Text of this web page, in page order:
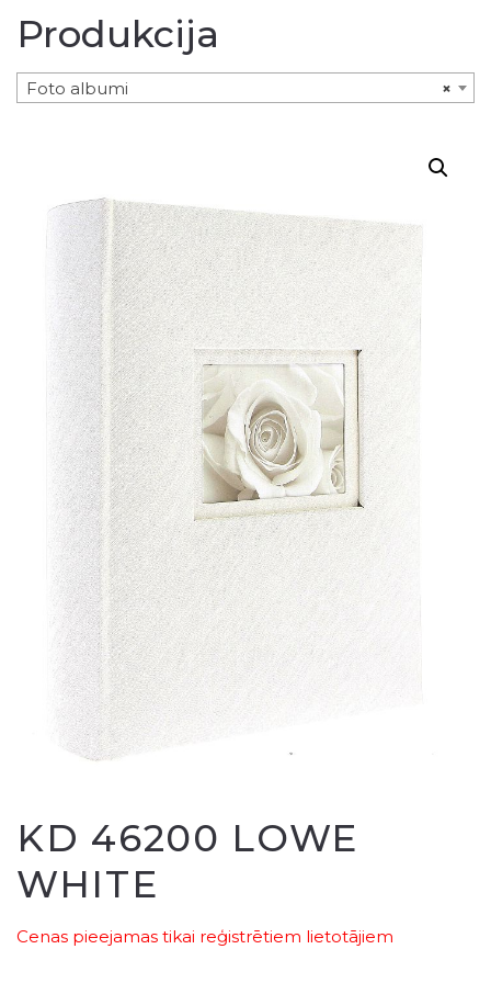
Produkcija
×
Foto albumi
KD 46200 LOWE
WHITE
Cenas pieejamas tikai reģistrētiem lietotājiem